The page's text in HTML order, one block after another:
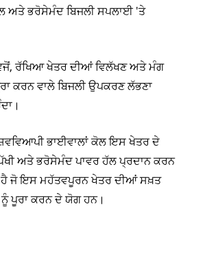
ਅਤੇ ਭਰੋਸੇਮੰਦ ਬਿਜਲੀ ਸਪਲਾਈ 'ਤੇ
ਰੱਖਿਆ ਖੇਤਰ ਦੀਆਂ ਵਿਲੱਖਣ ਅਤੇ ਮੰਗ
ਕਰਨ ਵਾਲੇ ਬਿਜਲੀ ਉਪਕਰਣ ਲੱਭਣਾ
ਭਾਈਵਾਲਾਂ ਕੋਲ ਇਸ ਖੇਤਰ ਦੇ
ਅਤੇ ਭਰੋਸੇਮੰਦ ਪਾਵਰ ਹੱਲ ਪ੍ਰਦਾਨ ਕਰਨ
ਹੈ ਜੋ ਇਸ ਮਹੱਤਵਪੂਰਨ ਖੇਤਰ ਦੀਆਂ ਸਖ਼ਤ
ਨੂੰ ਪੂਰਾ ਕਰਨ ਦੇ ਯੋਗ ਹਨ।